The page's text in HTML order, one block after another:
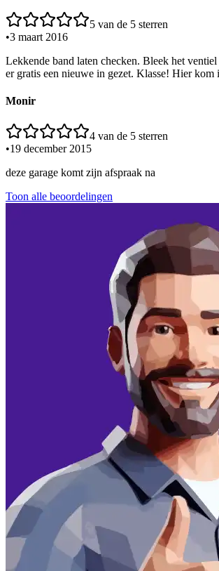
5 van de 5 sterren
•3 maart 2016
Lekkende band laten checken. Bleek het
er gratis een nieuwe in gezet. Klasse! Hier kom
Monir
4 van de 5 sterren
•19 december 2015
deze garage komt zijn afspraak na
Toon alle beoordelingen